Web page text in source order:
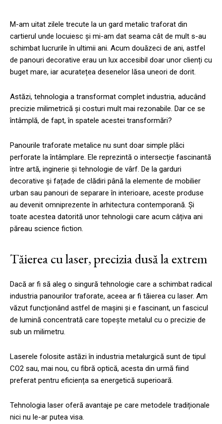
M-am uitat zilele trecute la un gard metalic traforat din
cartierul unde locuiesc și mi-am dat seama cât de mult s-au
schimbat lucrurile în ultimii ani. Acum douăzeci de ani, astfel
de panouri decorative erau un lux accesibil doar unor clienți cu
buget mare, iar acuratețea desenelor lăsa uneori de dorit.
Astăzi, tehnologia a transformat complet industria, aducând
precizie milimetrică și costuri mult mai rezonabile. Dar ce se
întâmplă, de fapt, în spatele acestei transformări?
Panourile traforate metalice nu sunt doar simple plăci
perforate la întâmplare. Ele reprezintă o intersecție fascinantă
între artă, inginerie și tehnologie de vârf. De la garduri
decorative și fațade de clădiri până la elemente de mobilier
urban sau panouri de separare în interioare, aceste produse
au devenit omniprezente în arhitectura contemporană. Și
toate acestea datorită unor tehnologii care acum câțiva ani
păreau science fiction.
Tăierea cu laser, precizia dusă la extrem
Dacă ar fi să aleg o singură tehnologie care a schimbat radical
industria panourilor traforate, aceea ar fi tăierea cu laser. Am
văzut funcționând astfel de mașini și e fascinant, un fascicul
de lumină concentrată care topește metalul cu o precizie de
sub un milimetru.
Laserele folosite astăzi în industria metalurgică sunt de tipul
CO2 sau, mai nou, cu fibră optică, acesta din urmă fiind
preferat pentru eficiența sa energetică superioară.
Tehnologia laser oferă avantaje pe care metodele tradiționale
nici nu le-ar putea visa.